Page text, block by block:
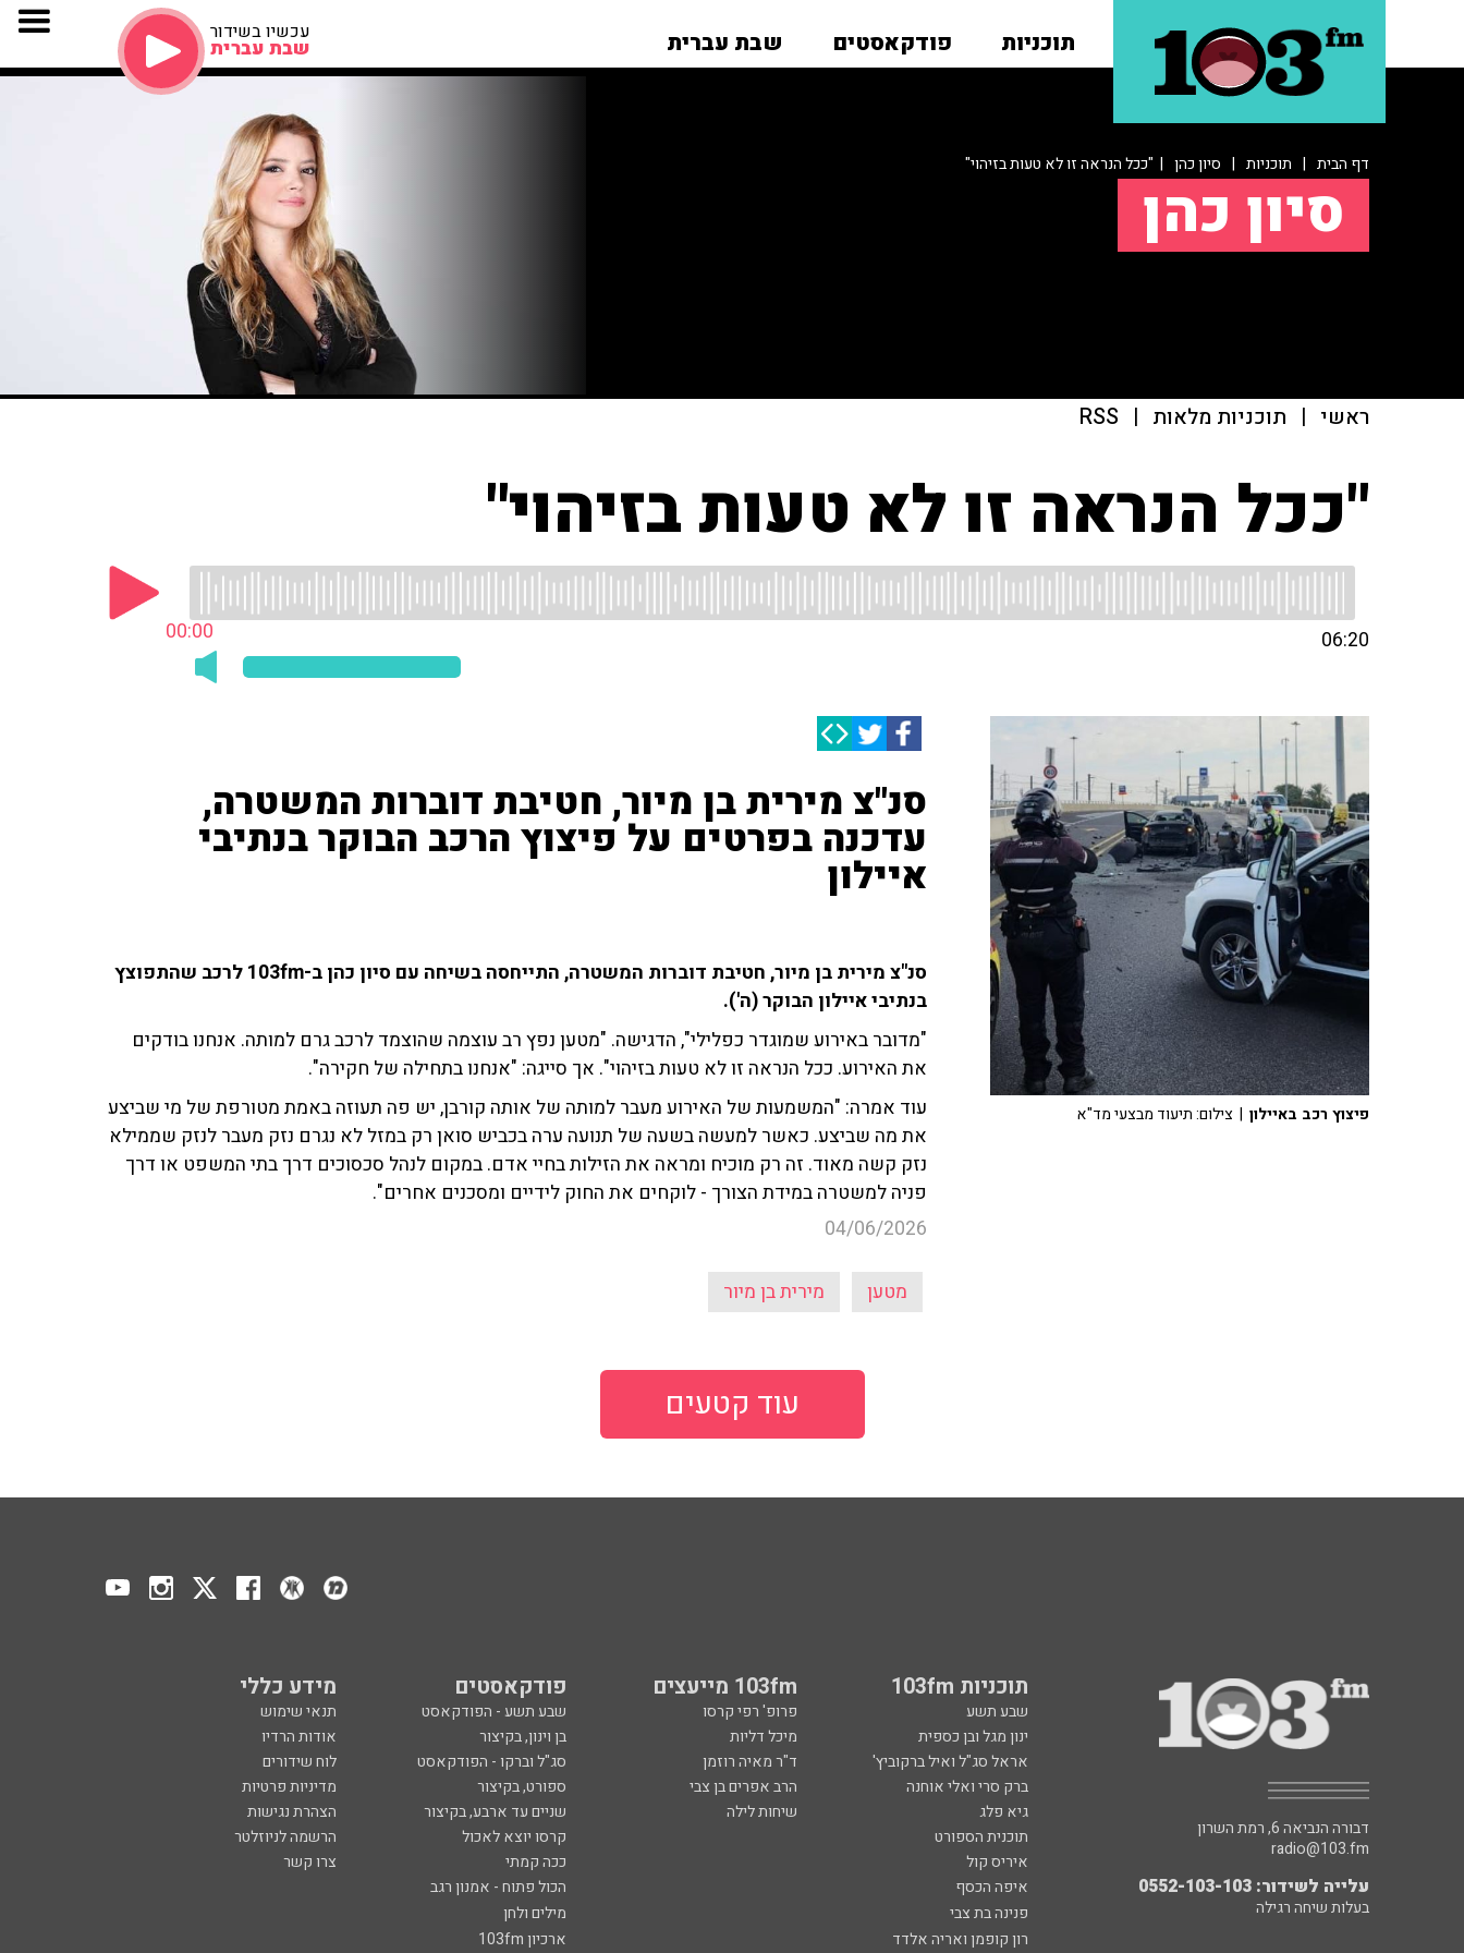
תוכניות פודקאסטים שבת עברית עכשיו בשידור
שבת עברית
דף הבית | תוכניות | סיון כהן | "ככל הנראה זו לא טעות בזיהוי"
סיון כהן
ראשי | תוכניות מלאות |
RSS
"ככל הנראה זו לא טעות בזיהוי"
00:00 06:20
סנ"צ מירית בן מיור, חטיבת דוברות המשטרה,
עדכנה בפרטים על פיצוץ הרכב הבוקר בנתיבי
איילון
סנ"צ מירית בן מיור, חטיבת דוברות המשטרה, התייחסה בשיחה עם סיון כהן ב-103fm לרכב שהתפוצץ
בנתיבי איילון הבוקר (ה').
"מדובר באירוע שמוגדר כפלילי", הדגישה. "מטען נפץ רב עוצמה שהוצמד לרכב גרם למותה. אנחנו בודקים
את האירוע. ככל הנראה זו לא טעות בזיהוי". אך סייגה: "אנחנו בתחילה של חקירה".
עוד אמרה: "המשמעות של האירוע מעבר למותה של אותה קורבן, יש פה תעוזה באמת מטורפת של מי שביצע
את מה שביצע. כאשר למעשה בשעה של תנועה ערה בכביש סואן רק במזל לא נגרם נזק מעבר לנזק שממילא
נזק קשה מאוד. זה רק מוכיח ומראה את הזילות בחיי אדם. במקום לנהל סכסוכים דרך בתי המשפט או דרך
פניה למשטרה במידת הצורך - לוקחים את החוק לידיים ומסכנים אחרים".
04/06/2026
מטען מירית בן מיור
פיצוץ רכב באיילון | צילום: תיעוד מבצעי מד"א
עוד קטעים
תוכניות 103fm 103fm מייעצים פודקאסטים מידע כללי
שבע תשע פרופ' רפי קרסו שבע תשע - הפודקאסט
תנאי שימוש
ינון מגל ובן כספית
מיכל דליות בן וינון, בקיצור
אודות הרדיו
אראל סג"ל ואיל ברקוביץ'
ד"ר מאיה רוזמן סג"ל וברקו - הפודקאסט
לוח שידורים
ברק סרי ואלי אוחנה
הרב אפרים בן צבי ספורט, בקיצור
מדיניות פרטיות
גיא פלג
שיחות לילה שניים עד ארבע, בקיצור
הצהרת נגישות
תוכנית הספורט
קרסו יוצא לאכול
הרשמה לניוזלטר
איריס קול
ככה קמתי
צרו קשר
איפה הכסף
הכול פתוח - אמנון רגב
פנינה בת צבי
מילים ולחן
רון קופמן ואריה אלדד
ארכיון 103fm
דבורה הנביאה 6, רמת השרון
radio@103.fm
עלייה לשידור: 0552-103-103
בעלות שיחה רגילה